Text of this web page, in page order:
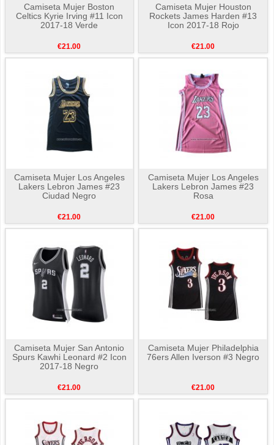
Camiseta Mujer Boston
Celtics Kyrie Irving #11 Icon
2017-18 Verde
€21.00
Camiseta Mujer Houston
Rockets James Harden #13
Icon 2017-18 Rojo
€21.00
Camiseta Mujer Los Angeles
Lakers Lebron James #23
Ciudad Negro
€21.00
Camiseta Mujer Los Angeles
Lakers Lebron James #23
Rosa
€21.00
Camiseta Mujer San Antonio
Spurs Kawhi Leonard #2 Icon
2017-18 Negro
€21.00
Camiseta Mujer Philadelphia
76ers Allen Iverson #3 Negro
€21.00